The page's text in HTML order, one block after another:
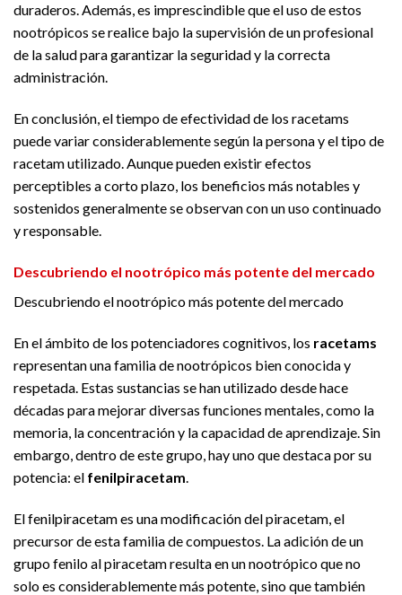
duraderos. Además, es imprescindible que el uso de estos
nootrópicos se realice bajo la supervisión de un profesional
de la salud para garantizar la seguridad y la correcta
administración.
En conclusión, el tiempo de efectividad de los racetams
puede variar considerablemente según la persona y el tipo de
racetam utilizado. Aunque pueden existir efectos
perceptibles a corto plazo, los beneficios más notables y
sostenidos generalmente se observan con un uso continuado
y responsable.
Descubriendo el nootrópico más potente del mercado
Descubriendo el nootrópico más potente del mercado
En el ámbito de los potenciadores cognitivos, los racetams
representan una familia de nootrópicos bien conocida y
respetada. Estas sustancias se han utilizado desde hace
décadas para mejorar diversas funciones mentales, como la
memoria, la concentración y la capacidad de aprendizaje. Sin
embargo, dentro de este grupo, hay uno que destaca por su
potencia: el fenilpiracetam.
El fenilpiracetam es una modificación del piracetam, el
precursor de esta familia de compuestos. La adición de un
grupo fenilo al piracetam resulta en un nootrópico que no
solo es considerablemente más potente, sino que también